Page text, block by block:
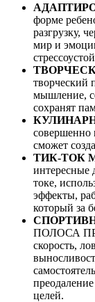
форме
разгрузку,
мир и
творческий
мышление,
сохранят
совершенно
сможет
ТИК-ТОК
интересные
токе,
эффекты,
который за
ПОЛОСА
скорость,
целей.